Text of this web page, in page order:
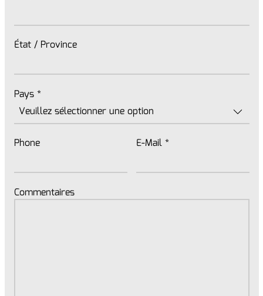
État / Province
Pays *
Phone E-Mail *
Commentaires